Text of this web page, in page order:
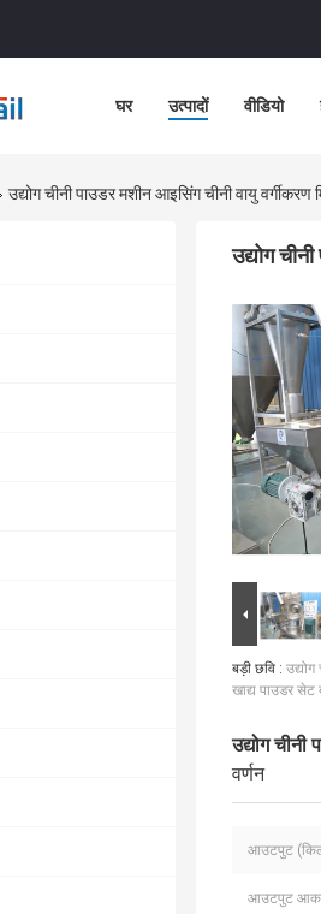
घर उत्पादों वीडियो
उद्योग चीनी पाउडर मशीन आइसिंग चीनी वायु
उद्योग
बड़ी छवि :
खाद्य पाउडर
उद्योग
वर्णन
आउटपुट
आउटपुट